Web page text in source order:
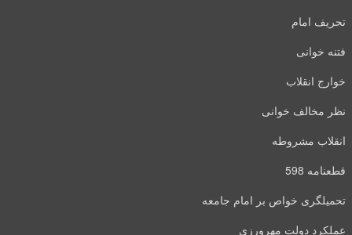
تحریف امام
فتنه خوانی
خوارج انقلاب
نظر مخالف خوانی
انقلاب مشروطه
قطعنامه 598
تحمیلگری خواص بر امام جامعه
عملکرد دولت مهرورزی